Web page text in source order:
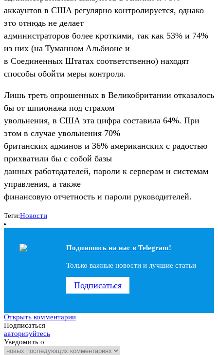
аккаунтов в США регулярно контролируется, однако
это отнюдь не делает
администраторов более кроткими, так как 53% и 74%
из них (на Туманном Альбионе и
в Соединенных Штатах соответственно) находят
способы обойти меры контроля.
Лишь треть опрошенных в Великобритании отказалось
бы от шпионажа под страхом
увольнения, в США эта цифра составила 64%. При
этом в случае увольнения 70%
британских админов и 36% американских с радостью
прихватили бы с собой базы
данных работодателей, пароли к серверам и системам
управления, а также
финансовую отчетность и пароли руководителей.
Теги:Новости
Подпишись на наc в Telegram!
Только важные новости и лучшие статьи
Подписаться
Открыть комментарии
Подписаться
авторизуйтесь
Уведомить о